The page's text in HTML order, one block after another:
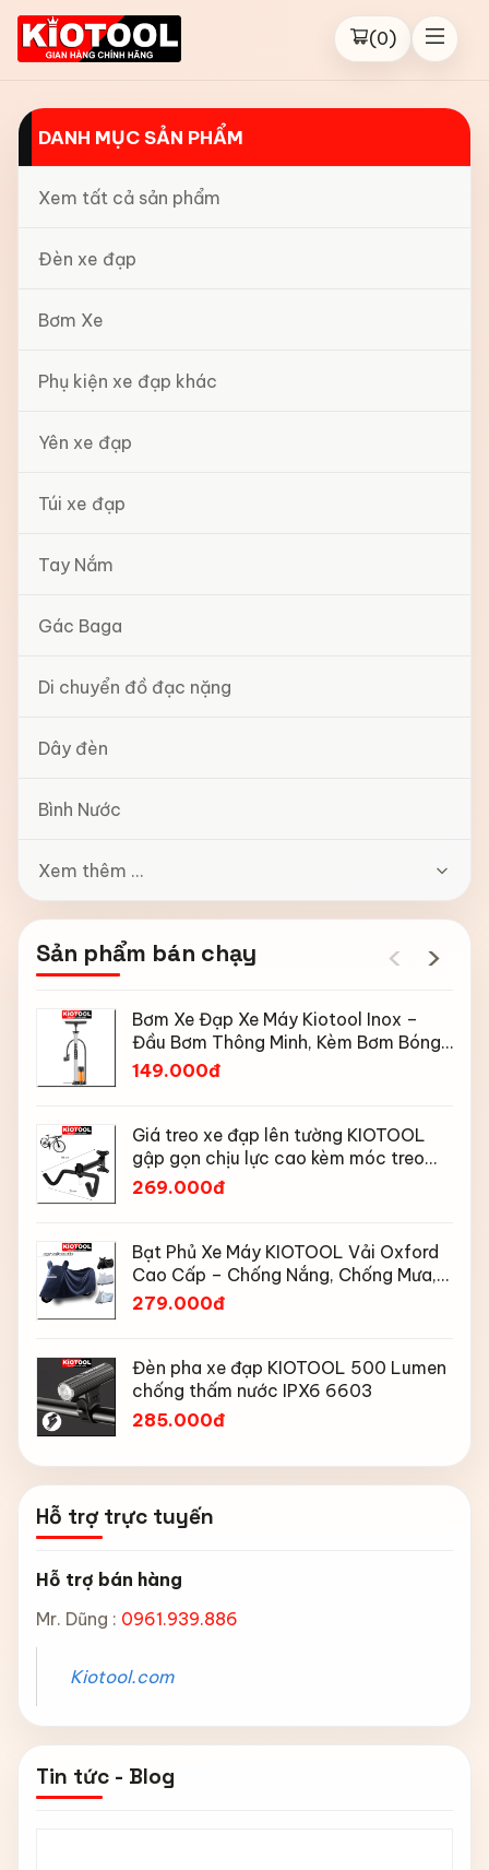
(0)
DANH MỤC SẢN PHẨM
Xem tất cả sản phẩm
Đèn xe đạp
Bơm Xe
Phụ kiện xe đạp khác
Yên xe đạp
Túi xe đạp
Tay Nắm
Gác Baga
Di chuyển đồ đạc nặng
Dây đèn
Bình Nước
Xem thêm ...
Sản phẩm bán chạy ‹ ›
Bơm Xe Đạp Xe Máy Kiotool Inox –
Đầu Bơm Thông Minh, Kèm Bơm Bóng,
Đồng Hồ 160 PSI
149.000đ
Giá treo xe đạp lên tường KIOTOOL
gập gọn chịu lực cao kèm móc treo
mũ bảo hiểm
269.000đ
Bạt Phủ Xe Máy KIOTOOL Vải Oxford
Cao Cấp – Chống Nắng, Chống Mưa,
Chống Bụi, Chống Tia UV, Có Phản
279.000đ
Đèn pha xe đạp KIOTOOL 500 Lumen
chống thấm nước IPX6 6603
285.000đ
Hỗ trợ trực tuyến
Hỗ trợ bán hàng
Mr. Dũng : 0961.939.886
Kiotool.com
Tin tức - Blog